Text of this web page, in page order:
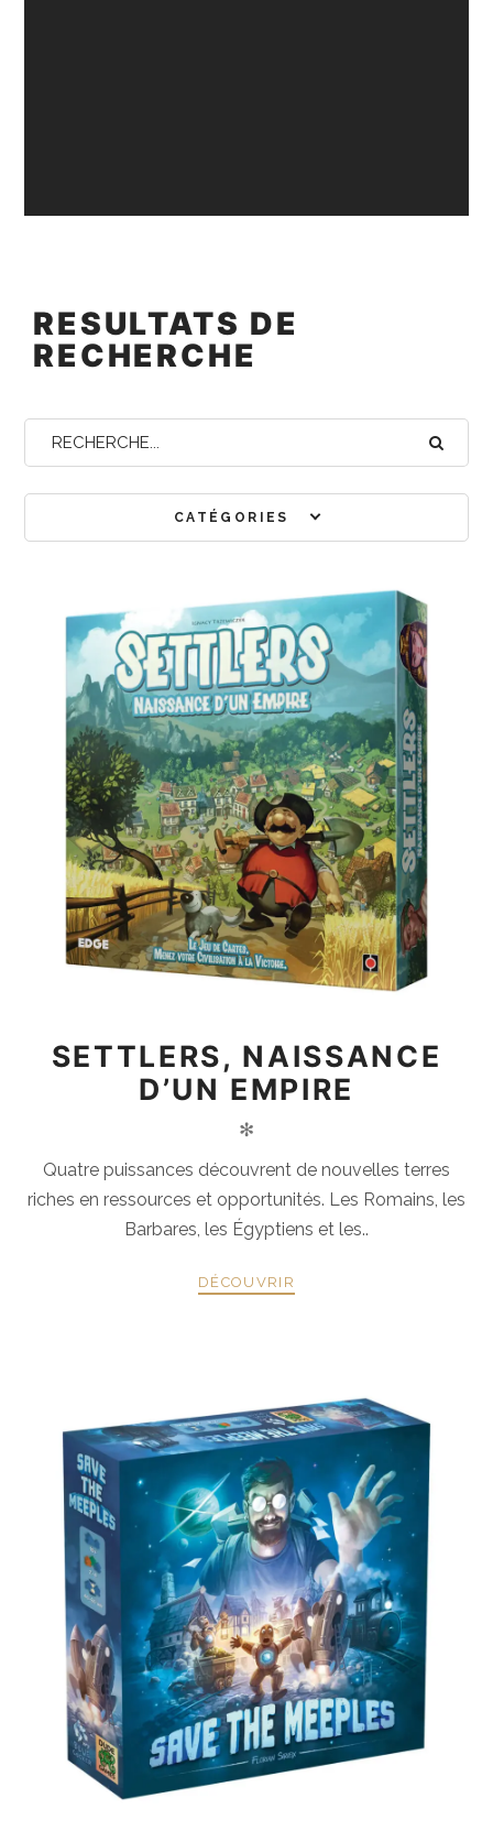
RESULTATS DE
RECHERCHE
CATÉGORIES
SETTLERS, NAISSANCE
D’UN EMPIRE
✻
Quatre puissances découvrent de nouvelles terres
riches en ressources et opportunités. Les Romains, les
Barbares, les Égyptiens et les..
DÉCOUVRIR